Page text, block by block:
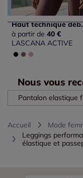
Haut technique
à partir de 40 €
LASCANA ACTIVE
Nous vous
Pantalon elastique
Accueil Mode
Leggings
élastique et